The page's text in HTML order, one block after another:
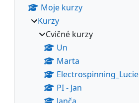
Moje kurzy
Kurzy
Cvičné kurzy
Un
Marta
Electrospinning_Lucie
PI - Jan